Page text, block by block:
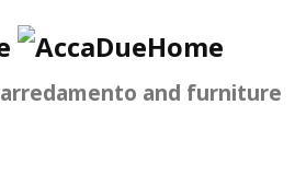
arredamento and furniture